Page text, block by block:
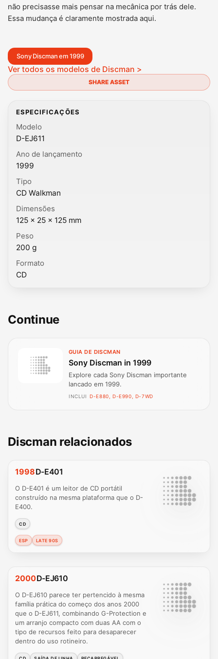
não precisasse mais pensar na mecânica por trás dele.
Essa mudança é claramente mostrada aqui.
Sony Discman em 1999
Ver todos os modelos de Discman >
SHARE ASSET
ESPECIFICAÇÕES
Modelo
D-EJ611
Ano de lançamento
1999
Tipo
CD Walkman
Dimensões
125 × 25 × 125 mm
Peso
200 g
Formato
CD
Continue
GUIA DE DISCMAN
Sony Discman in 1999
Explore cada Sony Discman importante
lancado em 1999.
INCLUI D-E880, D-E990, D-7WD
Discman relacionados
1998D-E401
O D-E401 é um leitor de CD portátil
construído na mesma plataforma que o D-
E400.
CD
ESP LATE 90S
2000D-EJ610
O D-EJ610 parece ter pertencido à mesma
família prática do começo dos anos 2000
que o D-EJ611, combinando G-Protection e
um arranjo compacto com duas AA com o
tipo de recursos feito para desaparecer
dentro do uso rotineiro.